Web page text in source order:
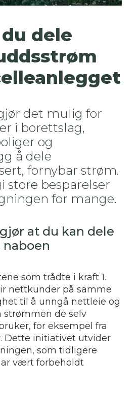
OSS
dele
det mulig for
i borettslag,
og
å dele
fornybar strøm.
store besparelser
for mange.
at du kan dele
som trådte i kraft 1.
nettkunder på samme
til å unngå nettleie og
strømmen de selv
for eksempel fra
Dette initiativet utvider
som tidligere
vært forbeholdt